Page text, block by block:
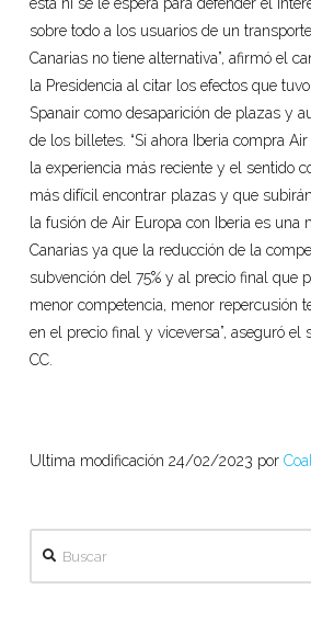
está ni se le espera para defender el
sobre todo a los usuarios de un
Canarias no tiene alternativa”, afirmó el
la Presidencia al citar los efectos que
Spanair como desaparición de plazas y
de los billetes. “Si ahora Iberia compra
la experiencia más reciente y el sentido
más difícil encontrar plazas y que
la fusión de Air Europa con Iberia es una
Canarias ya que la reducción de la
subvención del 75% y al precio final que
menor competencia, menor repercusión
en el precio final y viceversa”, aseguró el
CC.
Ultima modificación 24/02/2023 por